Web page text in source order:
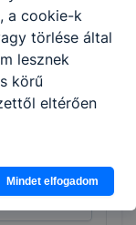
a cookie-k
törlése által
lesznek
körű
eltérően
Mindet elfogadom